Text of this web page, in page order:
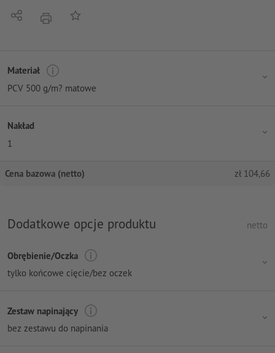
UdostępnijNacisnąćDo listy obserwowanych
Materiał
PCV 500 g/m? matowe
Nakład
1
Cena bazowa (netto) zł 104,66
Dodatkowe opcje produktu netto
Obrębienie/Oczka
tylko końcowe cięcie/bez oczek
Zestaw napinający
bez zestawu do napinania